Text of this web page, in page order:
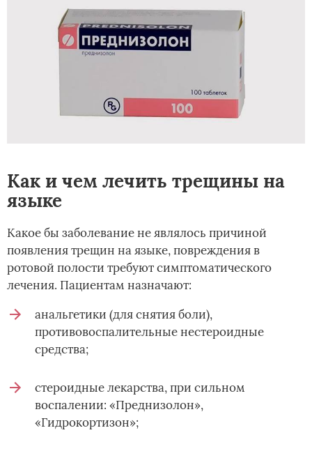
Как и чем лечить трещины на
языке
Какое бы заболевание не являлось причиной
появления трещин на языке, повреждения в
ротовой полости требуют симптоматического
лечения. Пациентам назначают:
анальгетики (для снятия боли),
противовоспалительные нестероидные
средства;
стероидные лекарства, при сильном
воспалении: «Преднизолон»,
«Гидрокортизон»;